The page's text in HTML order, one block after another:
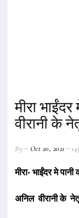
मीरा
वीरानी के
By Oct 20, 2021
मीरा- भाईंदरमे पानी
अनिल वीरानी के